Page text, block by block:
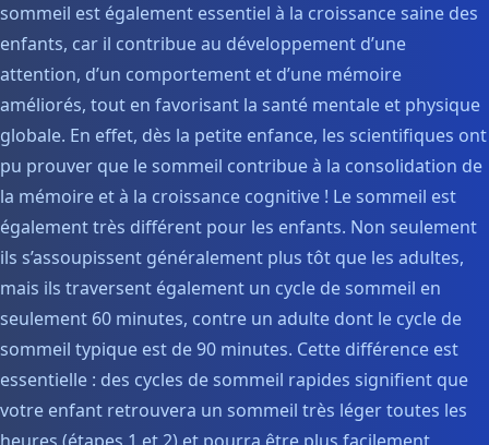
sommeil est également essentiel à la croissance saine des
enfants, car il contribue au développement d’une
attention, d’un comportement et d’une mémoire
améliorés, tout en favorisant la santé mentale et physique
globale. En effet, dès la petite enfance, les scientifiques ont
pu prouver que le sommeil contribue à la consolidation de
la mémoire et à la croissance cognitive ! Le sommeil est
également très différent pour les enfants. Non seulement
ils s’assoupissent généralement plus tôt que les adultes,
mais ils traversent également un cycle de sommeil en
seulement 60 minutes, contre un adulte dont le cycle de
sommeil typique est de 90 minutes. Cette différence est
essentielle : des cycles de sommeil rapides signifient que
votre enfant retrouvera un sommeil très léger toutes les